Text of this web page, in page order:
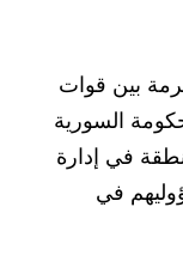
بين قوات
السورية
في إدارة
في